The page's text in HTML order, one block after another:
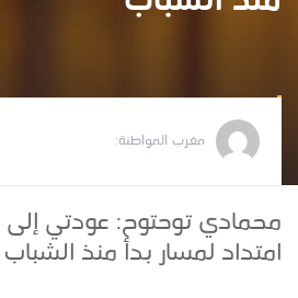
مغرب المواطنة:
محمادي توحتوح: عودتي
امتداد لمسار بدأ منذ الشباب